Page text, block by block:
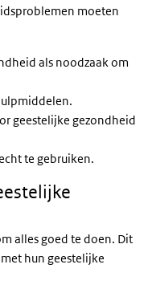
moeten
als noodzaak om
geestelijke gezondheid
te gebruiken.
alles goed te doen. Dit
hun geestelijke